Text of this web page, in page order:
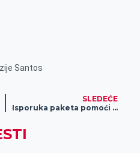
Santos
SLEDEĆE
Isporuka paketa pomoći za najugroženije penzionere počinje sledeće nedelje